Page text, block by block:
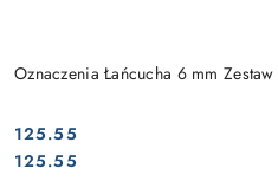
Oznaczenia Łańcucha 6 mm
Cena:
125.55
Cena:
125.55